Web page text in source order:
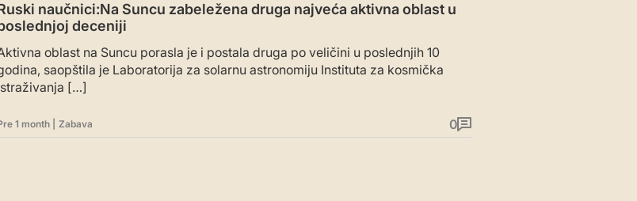
naučnici:Na Suncu zabeležena druga najveća aktivna oblast u
deceniji
oblast na Suncu porasla je i postala druga po veličini u poslednjih 10
saopštila je Laboratorija za solarnu astronomiju Instituta za kosmička
[…]
1 month Zabava 0